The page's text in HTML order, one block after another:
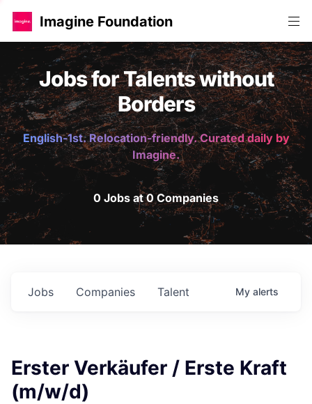
Imagine Foundation
Jobs for Talents without
Borders
English-1st. Relocation-friendly. Curated daily by
Imagine.
0 Jobs at 0 Companies
Jobs Companies Talent My alerts
Erster Verkäufer / Erste Kraft
(m/w/d)